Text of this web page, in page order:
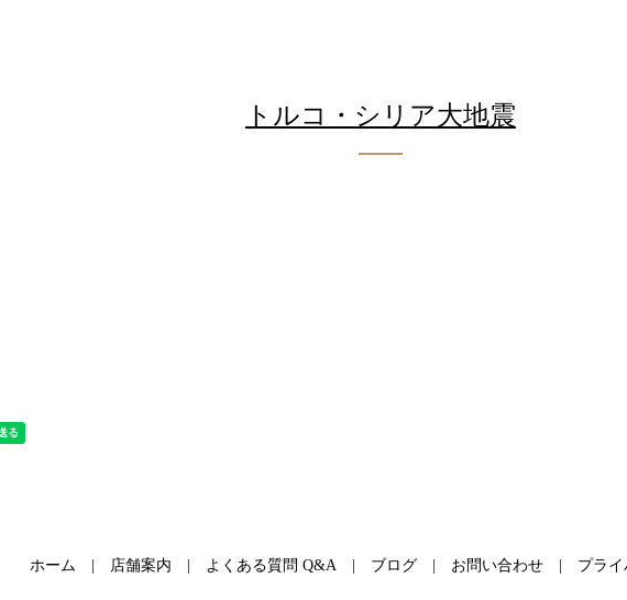
トルコ・シリア大地震
ホーム 店舗案内 よくある質問 Q&A ブログ お問い合わせ プラ